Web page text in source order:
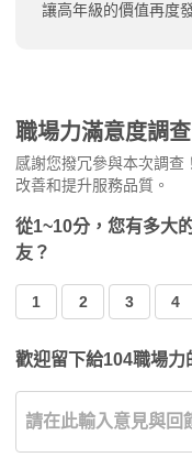
讓高年級的價值再度
職場力滿意度調查
感謝您撥冗參與本次調查
改善和提升服務品質。
從1~10分，您有多大
友？
1 2 3 4
歡迎留下給104職場力